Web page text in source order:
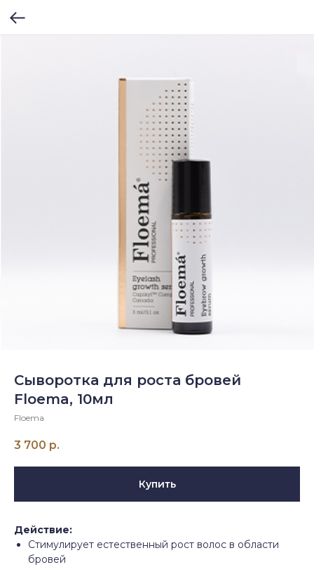
Сыворотка для роста бровей
Floema, 10мл
Floema
3 700 р.
Купить
Действие:
Стимулирует естественный рост волос в области
бровей